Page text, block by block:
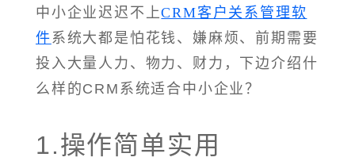
中小企业迟迟不上CRM客户关系管理软
件系统大都是怕花钱、嫌麻烦、前期需要
投入大量人力、物力、财力，下边介绍什
么样的CRM系统适合中小企业？
1.操作简单实用